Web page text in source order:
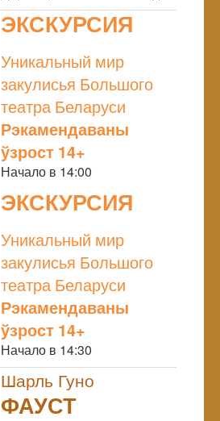
ЭКСКУРСИЯ
Уникальный мир
закулисья Большого
театра Беларуси
Рэкамендаваны
ўзрост 14+
Начало в 14:00
ЭКСКУРСИЯ
Уникальный мир
закулисья Большого
театра Беларуси
Рэкамендаваны
ўзрост 14+
Начало в 14:30
Шарль Гуно
ФАУСТ